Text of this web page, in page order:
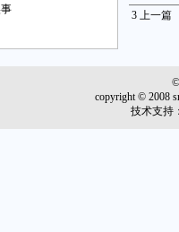
3 上一篇
copyright © 2008
技术支持